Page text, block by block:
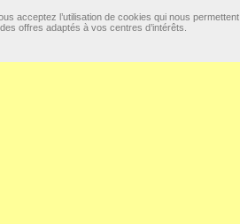
acceptez l’utilisation de cookies qui nous permettent
offres adaptés à vos centres d’intérêts.